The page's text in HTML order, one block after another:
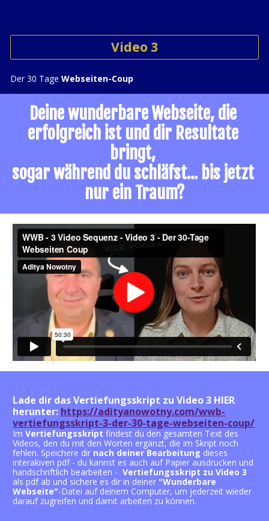
Video 3
Der 30 Tage Webseiten-Coup
Deine wunderbare Webseite, die
erfolgreich ist und dir Resultate
bringt,
sogar während du schläfst... bis jetzt
nur ein Traum?
Sichere dir deine Teilnahme am
Wunderbare Webseiten
Bootcamp
KLICKE JETZT!
Lade dir das Vertiefungsskript zu Video 3 HIER
herunter: https://adityanowotny.com/wwb-
vertiefungsskript-3-der-30-tage-webseiten-coup/
Im Vertiefungsskript findest du den gesamten Text des
Videos, den du mit den Worten ergänzt, die im Skript noch
fehlen. Speichere dir nach deiner Bearbeitung dieses
interakiven pdf - du kannst es auch auf Papier ausdrucken und
handschriftlich bearbeiten - Vertiefungsskript zu Video 3
als pdf ab und sichere es dir in deiner "Wunderbare
Webseite"-Datei auf deinem Computer, um jederzeit wieder
darauf zugreifen und damit arbeiten zu können.